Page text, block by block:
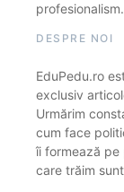
DESPRE NOI
EduPedu.ro
exclusiv
Urmărim
cum face
îi formează pe
care trăim